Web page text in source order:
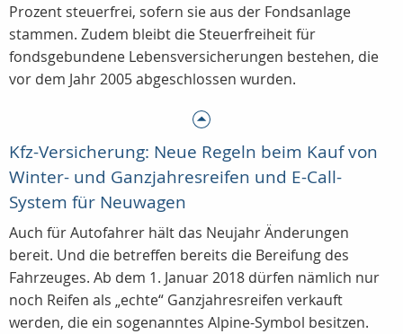
Prozent steuerfrei, sofern sie aus der Fondsanlage
stammen. Zudem bleibt die Steuerfreiheit für
fondsgebundene Lebensversicherungen bestehen, die
vor dem Jahr 2005 abgeschlossen wurden.
Kfz-Versicherung: Neue Regeln beim Kauf von
Winter- und Ganzjahresreifen und E-Call-
System für Neuwagen
Auch für Autofahrer hält das Neujahr Änderungen
bereit. Und die betreffen bereits die Bereifung des
Fahrzeuges. Ab dem 1. Januar 2018 dürfen nämlich nur
noch Reifen als „echte“ Ganzjahresreifen verkauft
werden, die ein sogenanntes Alpine-Symbol besitzen.